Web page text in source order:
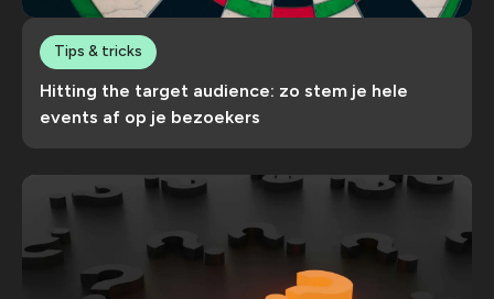
Hitting the target audience: zo stem je hele
events af op je bezoekers
Tips & tricks